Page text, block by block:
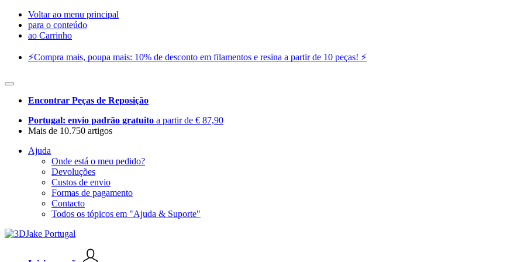
Voltar ao menu principal
para o conteúdo
ao Carrinho
⚡️Compra mais, poupa mais: 10% de desconto em filamentos e resina a partir de 10 peças! ⚡️
Encontrar Peças de Reposição
Portugal: envio padrão gratuito a partir de € 87,90
Mais de 10.750 artigos
Ajuda
Onde está o meu pedido?
Devoluções
Custos de envio
Formas de pagamento
Contacto
Todos os tópicos em "Ajuda & Suporte"